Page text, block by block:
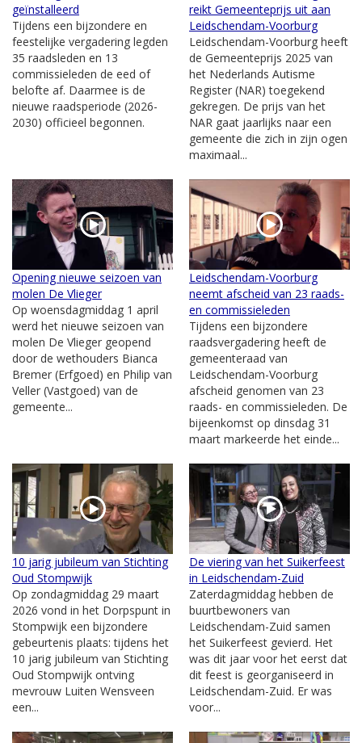
geïnstalleerd
Tijdens een bijzondere en
feestelijke vergadering legden
35 raadsleden en 13
commissieleden de eed of
belofte af. Daarmee is de
nieuwe raadsperiode (2026-
2030) officieel begonnen.
reikt Gemeenteprijs uit aan
Leidschendam-Voorburg
Leidschendam-Voorburg heeft
de Gemeenteprijs 2025 van
het Nederlands Autisme
Register (NAR) toegekend
gekregen. De prijs van het
NAR gaat jaarlijks naar een
gemeente die zich in zijn ogen
maximaal...
Opening nieuwe seizoen van
molen De Vlieger
Op woensdagmiddag 1 april
werd het nieuwe seizoen van
molen De Vlieger geopend
door de wethouders Bianca
Bremer (Erfgoed) en Philip van
Veller (Vastgoed) van de
gemeente...
Leidschendam-Voorburg
neemt afscheid van 23 raads-
en commissieleden
Tijdens een bijzondere
raadsvergadering heeft de
gemeenteraad van
Leidschendam-Voorburg
afscheid genomen van 23
raads- en commissieleden. De
bijeenkomst op dinsdag 31
maart markeerde het einde...
10 jarig jubileum van Stichting
Oud Stompwijk
Op zondagmiddag 29 maart
2026 vond in het Dorpspunt in
Stompwijk een bijzondere
gebeurtenis plaats: tijdens het
10 jarig jubileum van Stichting
Oud Stompwijk ontving
mevrouw Luiten Wensveen
een...
De viering van het Suikerfeest
in Leidschendam-Zuid
Zaterdagmiddag hebben de
buurtbewoners van
Leidschendam-Zuid samen
het Suikerfeest gevierd. Het
was dit jaar voor het eerst dat
dit feest is georganiseerd in
Leidschendam-Zuid. Er was
voor...